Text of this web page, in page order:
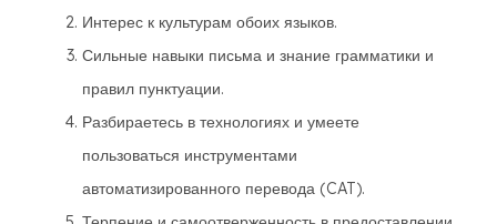
Интерес к культурам обоих языков.
Сильные навыки письма и знание грамматики и
правил пунктуации.
Разбираетесь в технологиях и умеете
пользоваться инструментами
автоматизированного перевода (CAT).